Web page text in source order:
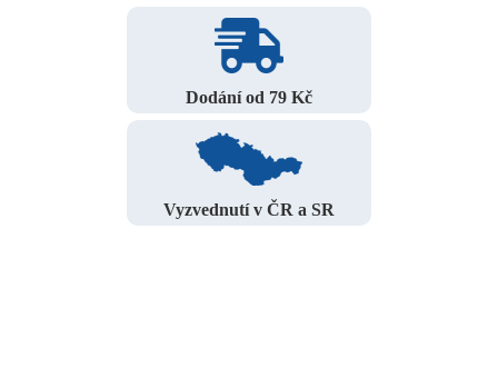
Dodání od 79 Kč
Vyzvednutí v ČR a SR